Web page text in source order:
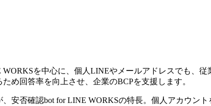
を中心に、個人LINEやメールアドレスでも、
め回答率を向上させ、企業のBCPを支援します。
安否確認bot for LINE WORKSの特長。個人アカウン